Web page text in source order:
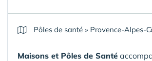
Pôles de santé » Provence-Alpes-
Maisons et Pôles de Santé